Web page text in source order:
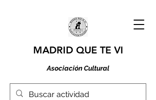
MADRID QUE TE VI
Asociación Cultural